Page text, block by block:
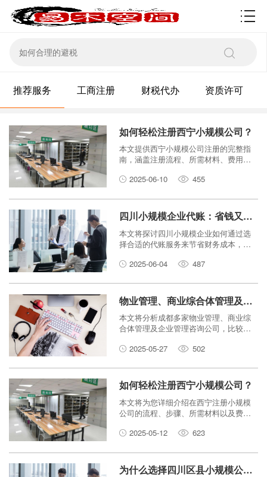
资质许可
推荐服务 工商注册 财税代办 资质许可
如何轻松注册西宁小规模公司？
本文提供西宁小规模公司注册的完整指
南，涵盖注册流程、所需材料、费用以
2025-06-10
455
四川小规模企业代账：省钱又省心的秘诀
本文将探讨四川小规模企业如何通过选
择合适的代账服务来节省财务成本，并
心的目标。
2025-06-04 487
物业管理、商业综合体管理及企业管理咨询：哪家成都公司更专业？
本文将分析成都多家物业管理、商业综
合体管理及企业管理咨询公司，比较其
作伙伴。
2025-05-27 502
如何轻松注册西宁小规模公司？
本文将为您详细介绍在西宁注册小规模
公司的流程、步骤、所需材料以及费用
册。2025-05-12 623
为什么选择四川区县小规模公司代账服务？